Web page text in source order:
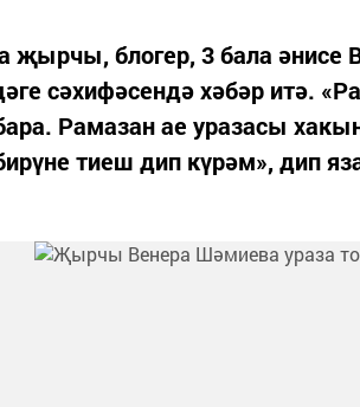
җырчы, блогер, 3 бала әнисе
сәхифәсендә хәбәр итә.
Рамазан ае уразасы
тиеш дип күрәм», дип яза